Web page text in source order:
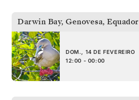
Darwin Bay, Genovesa, Equador
DOM., 14 DE FEVEREIRO
12:00 - 00:00